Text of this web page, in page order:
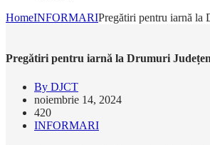
HomeINFORMARIPregătiri pentru iarnă la
Pregătiri pentru iarnă la Drumuri
By DJCT
noiembrie 14, 2024
420
INFORMARI